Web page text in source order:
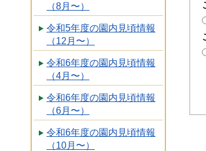
（8月〜）
令和5年度の園内見頃情報
（12月〜）
令和6年度の園内見頃情報
（4月〜）
令和6年度の園内見頃情報
（6月〜）
令和6年度の園内見頃情報
（10月〜）